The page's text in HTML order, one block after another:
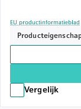
EU productinformatieblad
Vergelijk